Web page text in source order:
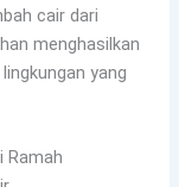
cair dari
menghasilkan
yang
Ramah